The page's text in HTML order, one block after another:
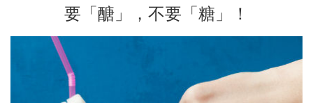
要「醣」，不要「糖」！